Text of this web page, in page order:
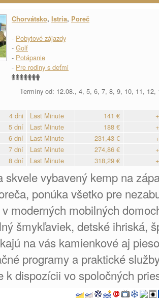
Chorvátsko, Istria, Poreč
- Pobytové zájazdy
- Golf
- Potápanie
- Pre rodiny s deťmi
Termíny od: 12.08., 4, 5, 6, 7, 8, 9, 10, 11, 12,
4 dni Last Minute 141 €
5 dní Last Minute 188 €
6 dní Last Minute 231,43 €
7 dní Last Minute 274,86 €
8 dní Last Minute 318,29 €
skvele vybavený kemp na
ponúka všetko pre
moderných mobilných
šmykľaviek, detské ihriská,
na vás kamienkové aj
programy a praktické
k dispozícii vo spoločných